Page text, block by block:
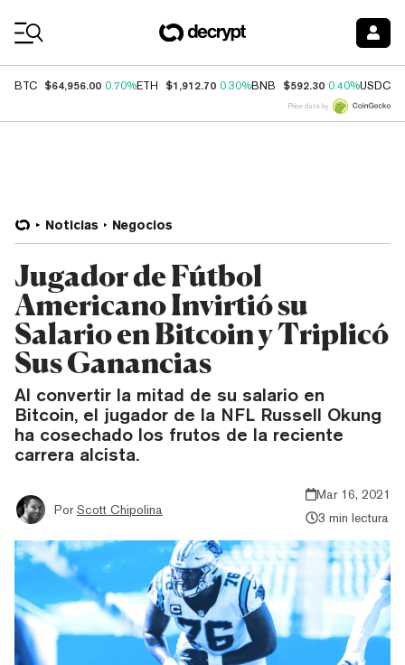
BTC $64,956.00 0.70%ETH $1,912.70 0.30%BNB $592.30 0.40%USDC
Price data by
Noticias Negocios
Jugador de Fútbol
Americano Invirtió su
Salario en Bitcoin y Triplicó
Sus Ganancias
Al convertir la mitad de su salario en
Bitcoin, el jugador de la NFL Russell Okung
ha cosechado los frutos de la reciente
carrera alcista.
Por Scott Chipolina
Mar 16, 2021
3 min lectura